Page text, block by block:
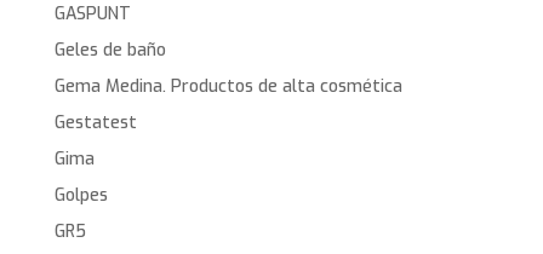
GASPUNT
Geles de baño
Gema Medina. Productos de alta cosmética
Gestatest
Gima
Golpes
GR5